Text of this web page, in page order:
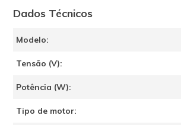
Dados Técnicos
Modelo:
Tensão (V):
Potência (W):
Tipo de motor: